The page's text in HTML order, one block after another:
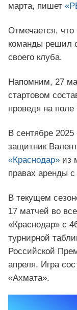
марта, пишет
Отмечается,
команды решил
своего клуба.
Напомним, 27
стартовом
проведя на поле
В сентябре
защитник
«Краснодар» из
правах аренды
В текущем
17 матчей во
«Краснодар» с
турнирной
Российской
апреля. Игра
«Ахмата».